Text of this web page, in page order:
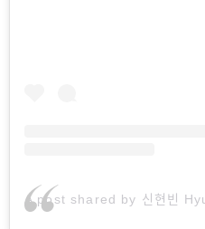
A post shared by